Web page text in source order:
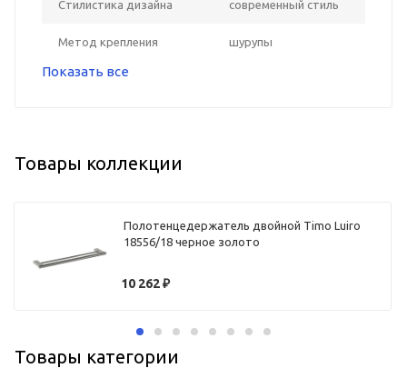
Стилистика дизайна современный стиль
Метод крепления шурупы
Показать все
Товары коллекции
Полотенцедержатель двойной Timo Luiro
18556/18 черное золото
10 262₽
Товары категории